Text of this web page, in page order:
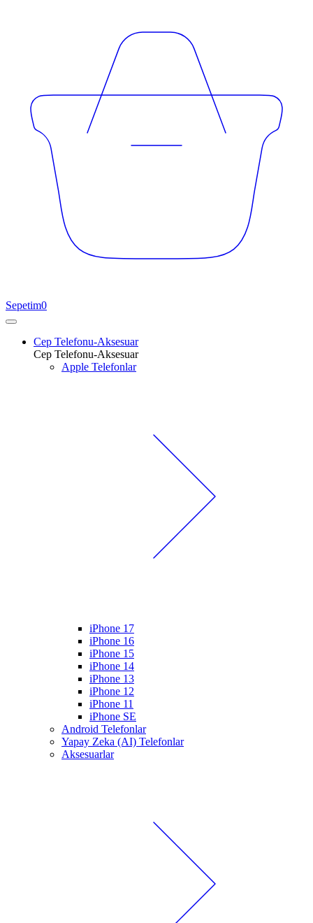
Sepetim0
Cep Telefonu-Aksesuar
Cep Telefonu-Aksesuar
Apple Telefonlar
iPhone 17
iPhone 16
iPhone 15
iPhone 14
iPhone 13
iPhone 12
iPhone 11
iPhone SE
Android Telefonlar
Yapay Zeka (AI) Telefonlar
Aksesuarlar